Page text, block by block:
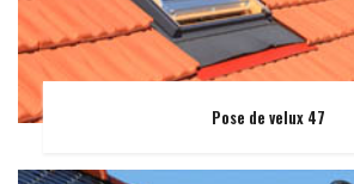
Pose de velux 47